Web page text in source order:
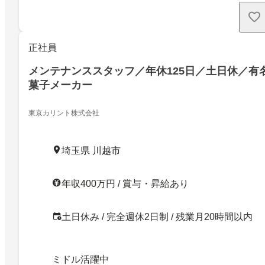
正社員
メンテナンススタッフ／年休125日／土日休／有
菓子メーカー
東京カリント株式会社
埼玉県 川越市
年収400万円 / 賞与・昇給あり
土日休み / 完全週休2日制 / 残業月20時間以内
ミドル活躍中